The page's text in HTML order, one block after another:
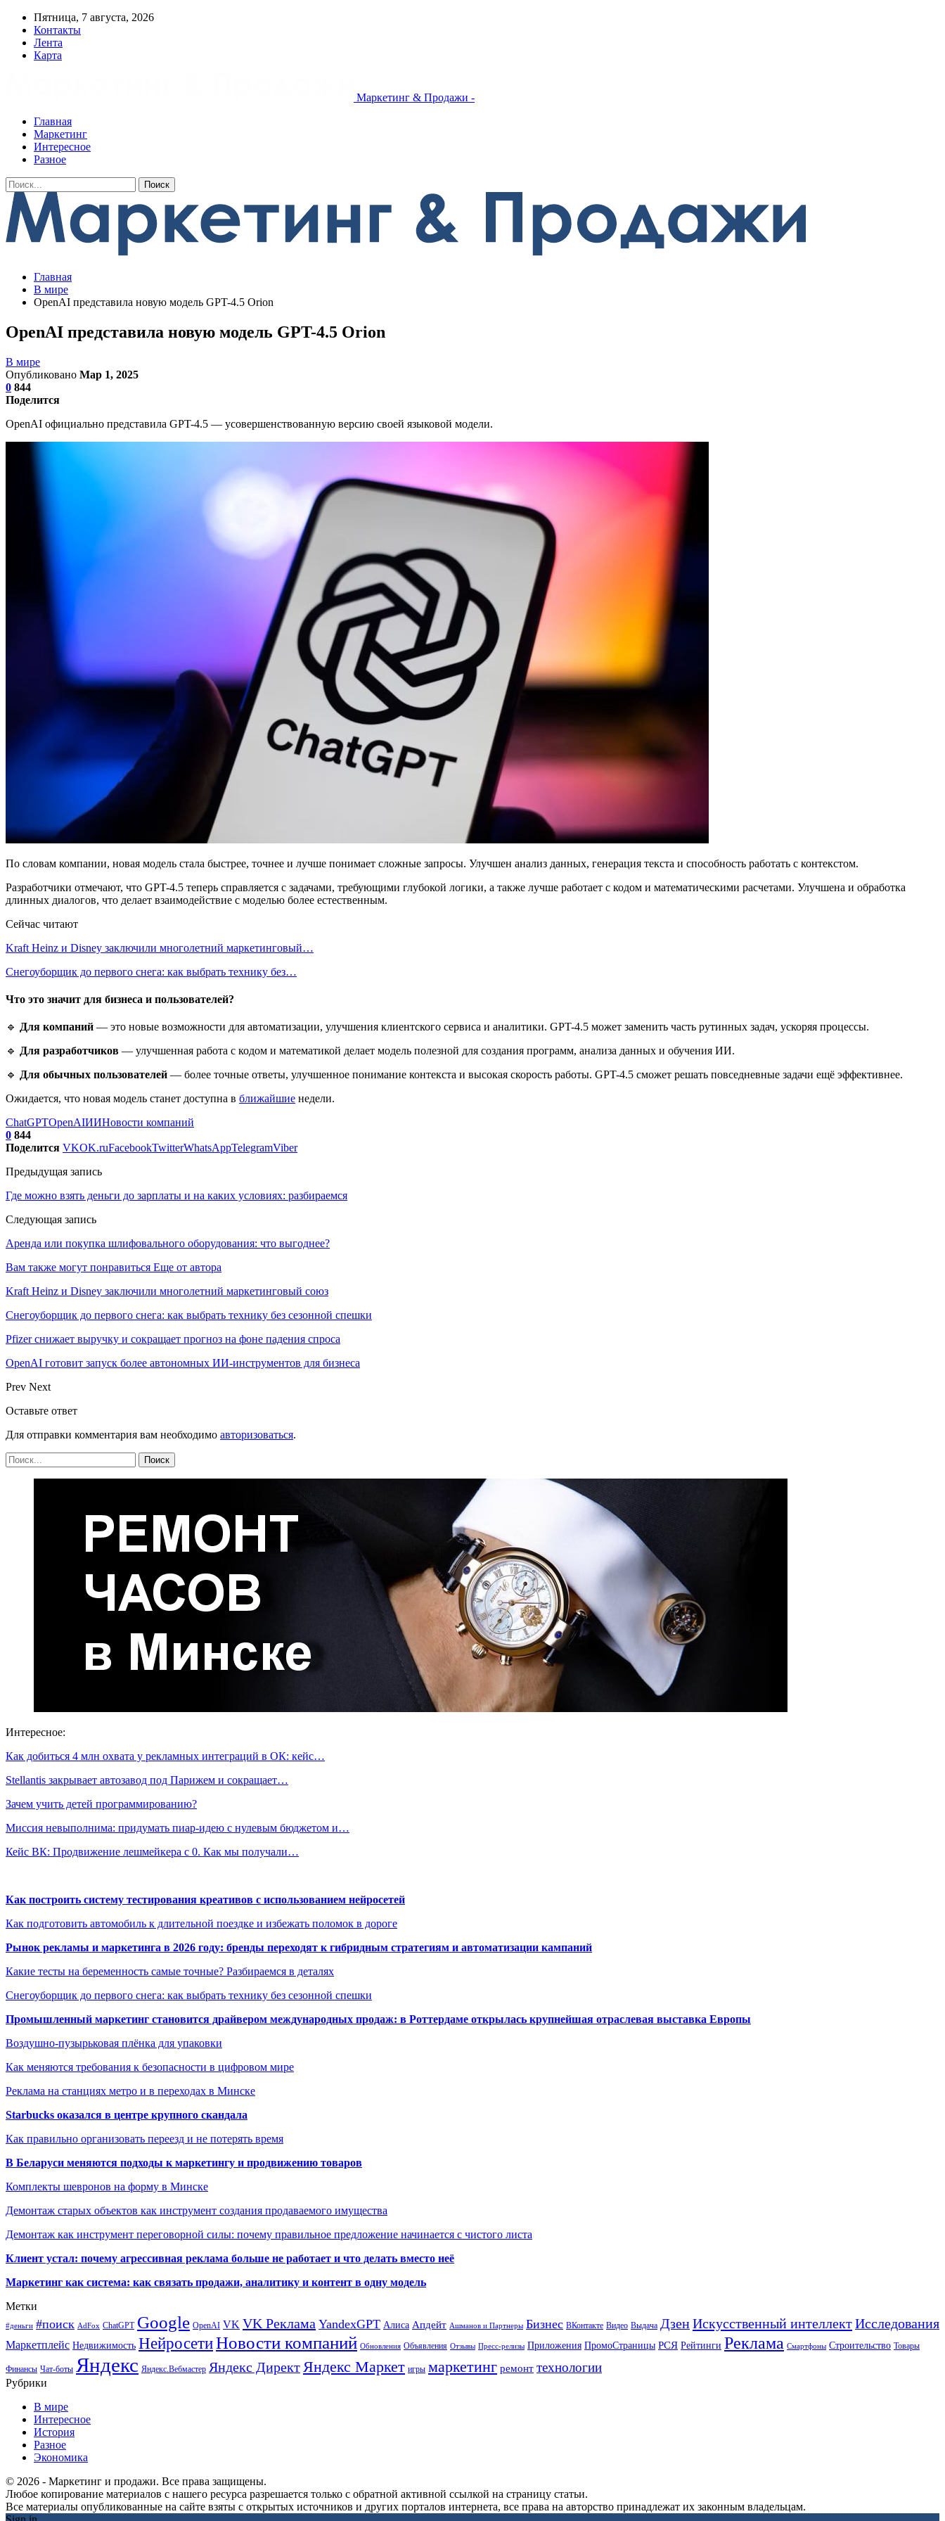
Пятница, 7 августа, 2026
Контакты
Лента
Карта
Маркетинг & Продажи -
Главная
Маркетинг
Интересное
Разное
Главная
В мире
OpenAI представила новую модель GPT-4.5 Orion
OpenAI представила новую модель GPT-4.5 Orion
В мире
Опубликовано Мар 1, 2025
0 844
Поделится
OpenAI официально представила GPT-4.5 — усовершенствованную версию своей языковой модели.
По словам компании, новая модель стала быстрее, точнее и лучше понимает сложные запросы. Улучшен анализ данных, генерация текста и способность работать с контекстом.
Разработчики отмечают, что GPT-4.5 теперь справляется с задачами, требующими глубокой логики, а также лучше работает с кодом и математическими расчетами. Улучшена и обработка
длинных диалогов, что делает взаимодействие с моделью более естественным.
Сейчас читают
Kraft Heinz и Disney заключили многолетний маркетинговый…
Снегоуборщик до первого снега: как выбрать технику без…
Что это значит для бизнеса и пользователей?
🔹 Для компаний — это новые возможности для автоматизации, улучшения клиентского сервиса и аналитики. GPT-4.5 может заменить часть рутинных задач, ускоряя процессы.
🔹 Для разработчиков — улучшенная работа с кодом и математикой делает модель полезной для создания программ, анализа данных и обучения ИИ.
🔹 Для обычных пользователей — более точные ответы, улучшенное понимание контекста и высокая скорость работы. GPT-4.5 сможет решать повседневные задачи ещё эффективнее.
Ожидается, что новая модель станет доступна в ближайшие недели.
ChatGPTOpenAIИИНовости компаний
0 844
Поделится VKOK.ruFacebookTwitterWhatsAppTelegramViber
Предыдущая запись
Где можно взять деньги до зарплаты и на каких условиях: разбираемся
Следующая запись
Аренда или покупка шлифовального оборудования: что выгоднее?
Вам также могут понравиться Еще от автора
Kraft Heinz и Disney заключили многолетний маркетинговый союз
Снегоуборщик до первого снега: как выбрать технику без сезонной спешки
Pfizer снижает выручку и сокращает прогноз на фоне падения спроса
OpenAI готовит запуск более автономных ИИ-инструментов для бизнеса
Prev Next
Оставьте ответ
Для отправки комментария вам необходимо авторизоваться.
Интересное:
Как добиться 4 млн охвата у рекламных интеграций в ОК: кейс…
Stellantis закрывает автозавод под Парижем и сокращает…
Зачем учить детей программированию?
Миссия невыполнима: придумать пиар-идею с нулевым бюджетом и…
Кейс ВК: Продвижение лешмейкера с 0. Как мы получали…
Как построить систему тестирования креативов с использованием нейросетей
Как подготовить автомобиль к длительной поездке и избежать поломок в дороге
Рынок рекламы и маркетинга в 2026 году: бренды переходят к гибридным стратегиям и автоматизации кампаний
Какие тесты на беременность самые точные? Разбираемся в деталях
Снегоуборщик до первого снега: как выбрать технику без сезонной спешки
Промышленный маркетинг становится драйвером международных продаж: в Роттердаме открылась крупнейшая отраслевая выставка Европы
Воздушно-пузырьковая плёнка для упаковки
Как меняются требования к безопасности в цифровом мире
Реклама на станциях метро и в переходах в Минске
Starbucks оказался в центре крупного скандала
Как правильно организовать переезд и не потерять время
В Беларуси меняются подходы к маркетингу и продвижению товаров
Комплекты шевронов на форму в Минске
Демонтаж старых объектов как инструмент создания продаваемого имущества
Демонтаж как инструмент переговорной силы: почему правильное предложение начинается с чистого листа
Клиент устал: почему агрессивная реклама больше не работает и что делать вместо неё
Маркетинг как система: как связать продажи, аналитику и контент в одну модель
Метки
#деньги #поиск AdFox ChatGPT Google OpenAI VK VK Реклама YandexGPT Алиса Апдейт Ашманов и Партнеры Бизнес ВКонтакте Видео Выдача ДзенИскусственный интеллектИсследования
Маркетплейс Недвижимость НейросетиНовости компаний Обновления Объявления Отзывы Пресс-релизы Приложения ПромоСтраницы РСЯ Рейтинги Реклама Смартфоны Строительство Товары
Финансы Чат-боты Яндекс Яндекс.Вебмастер Яндекс ДиректЯндекс Маркет игры маркетинг ремонт технологии
Рубрики
В мире
Интересное
История
Разное
Экономика
© 2026 - Маркетинг и продажи. Все права защищены.
Любое копирование материалов с нашего ресурса разрешается только с обратной активной ссылкой на страницу статьи.
Все материалы опубликованные на сайте взяты с открытых источников и других порталов интернета, все права на авторство принадлежат их законным владельцам.